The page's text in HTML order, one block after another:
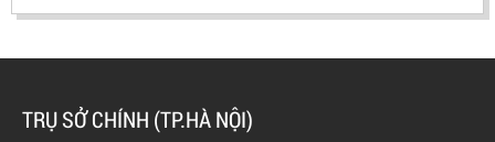
TRỤ SỞ CHÍNH (TP.HÀ NỘI)